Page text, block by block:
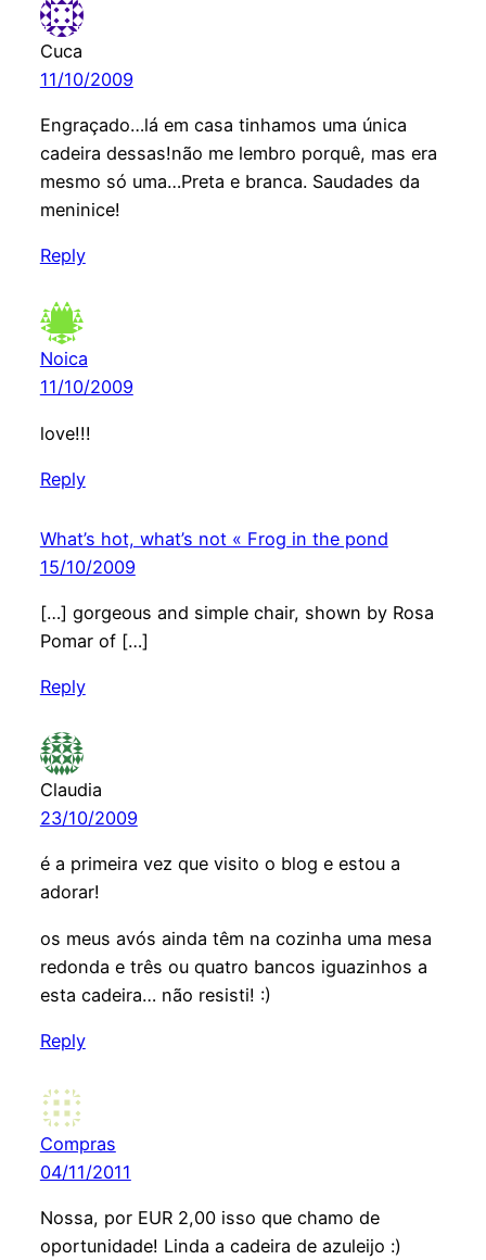
Cuca
11/10/2009
Engraçado…lá em casa tinhamos uma única
cadeira dessas!não me lembro porquê, mas era
mesmo só uma…Preta e branca. Saudades da
meninice!
Reply
Noica
11/10/2009
love!!!
Reply
What’s hot, what’s not « Frog in the pond
15/10/2009
[…] gorgeous and simple chair, shown by Rosa
Pomar of […]
Reply
Claudia
23/10/2009
é a primeira vez que visito o blog e estou a
adorar!
os meus avós ainda têm na cozinha uma mesa
redonda e três ou quatro bancos iguazinhos a
esta cadeira… não resisti! :)
Reply
Compras
04/11/2011
Nossa, por EUR 2,00 isso que chamo de
oportunidade! Linda a cadeira de azuleijo :)